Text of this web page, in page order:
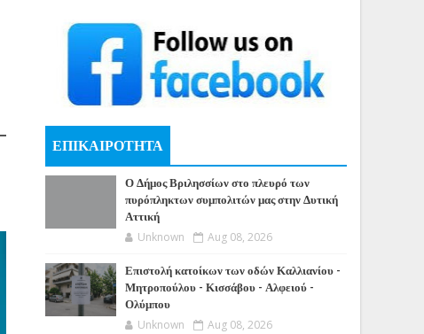
ΕΠΙΚΑΙΡΟΤΗΤΑ
Ο Δήμος Βριλησσίων στο πλευρό των
πυρόπληκτων συμπολιτών μας στην Δυτική
Αττική
Unknown Aug 08, 2026
Επιστολή κατοίκων των οδών Καλλιανίου -
Μητροπούλου - Κισσάβου - Αλφειού -
Ολύμπου
Unknown Aug 08, 2026